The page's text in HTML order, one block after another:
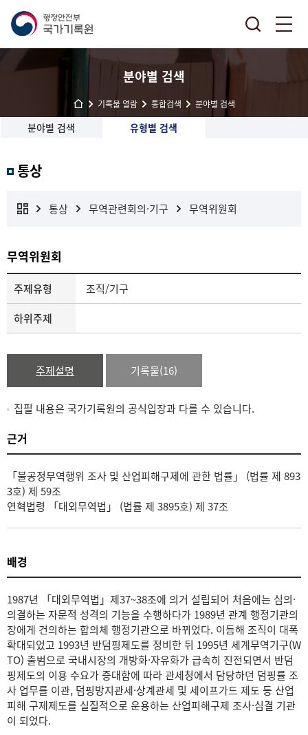
분야별 검색
기록물 열람 통합검색 분야별 검색
분야별 검색 유형별 검색
통상
통상 무역관련회의·기구 무역위원회
무역위원회
주제유형
조직/기구
하위주제
주제설명 기록물(16)
집필 내용은 국가기록원의 공식입장과 다를 수 있습니다.
근거
「불공정무역행위 조사 및 산업피해구제에 관한 법률」 (법률 제 893
3호) 제 59조
연혁법령 「대외무역법」 (법률 제 3895호) 제 37조
배경
1987년 「대외무역법」제37~38조에 의거 설립되어 처음에는 심의·
의결하는 자문적 성격의 기능을 수행하다가 1989년 관계 행정기관의
장에게 건의하는 합의체 행정기관으로 바뀌었다. 이듬해 조직이 대폭
확대되었고 1993년 반덤핑제도를 정비한 뒤 1995년 세계무역기구(W
TO) 출범으로 국내시장의 개방화·자유화가 급속히 진전되면서 반덤
핑제도의 이용 수요가 증대함에 따라 관세청에서 담당하던 덤핑률 조
사 업무를 이관, 덤핑방지관세·상계관세 및 세이프가드 제도 등 산업
피해 구제제도를 실질적으로 운용하는 산업피해구제 조사·심결 기관
이 되었다.